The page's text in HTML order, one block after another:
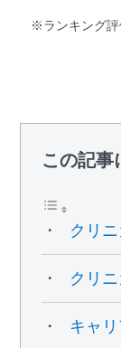
※ランキング評
この記事
クリ
クリ
キャ